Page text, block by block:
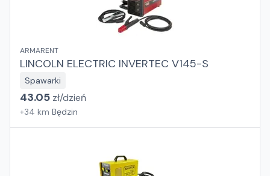
ARMARENT
LINCOLN ELECTRIC INVERTEC V145-S
Spawarki
43.05 zł/dzień
+34 km Będzin